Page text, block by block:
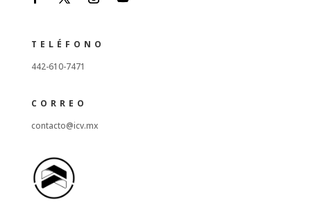
TELÉFONO
442-610-7471
CORREO
contacto@icv.mx